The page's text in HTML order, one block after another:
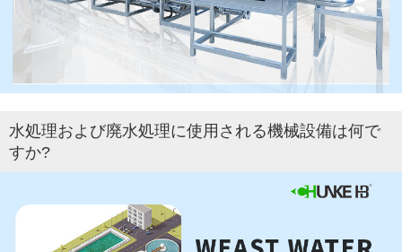
水処理および廃水処理に使用される機械設備は何で
すか?